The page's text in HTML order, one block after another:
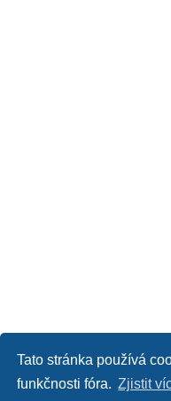
Tato stránka používá
funkčnosti fóra. Zjistit
Web Obsah fóra